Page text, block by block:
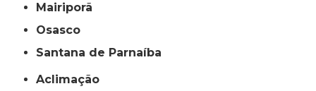
Mairiporã
Osasco
Santana de Parnaíba
Aclimação